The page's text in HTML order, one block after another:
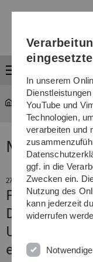
News
27. Januar 2023
Feierliche
engagierte
In unserem
YouTube und
Technologien,
verarbeiten und
ggf. in die
Zwecken ein.
Nutzung des
kann jederzeit
widerrufen